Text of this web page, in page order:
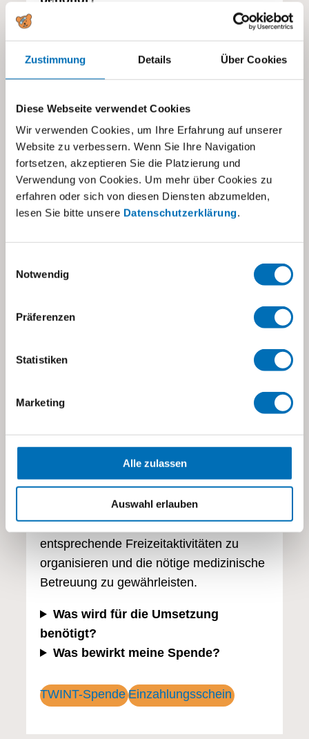
Zustimmung Details Über Cookies
Diese Webseite verwendet Cookies
Wir verwenden Cookies, um Ihre Erfahrung auf unserer
Website zu verbessern. Wenn Sie Ihre Navigation
fortsetzen, akzeptieren Sie die Platzierung und
Verwendung von Cookies. Um mehr über Cookies zu
erfahren oder sich von diesen Diensten abzumelden,
lesen Sie bitte unsere Datenschutzerklärung.
Notwendig
Präferenzen
Statistiken
Marketing
Alle zulassen
Auswahl erlauben
TWINT-Spende Einzahlungsschein
Jugendliche mit schwerer
Heilpädagogischen Tagesschule
visoparents in Zürich-Oerlikon. Durch
eine Eins-zu-eins-Betreuung mit
Fachpersonen ist es möglich, Ausflüge zu
machen, den Bedürfnissen
entsprechende Freizeitaktivitäten zu
organisieren und die nötige medizinische
Betreuung zu gewährleisten.
Was wird für die Umsetzung
benötigt?
Was bewirkt meine Spende?
TWINT-Spende Einzahlungsschein